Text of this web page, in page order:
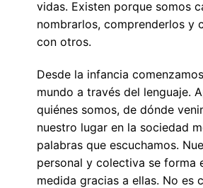
vidas. Existen porque somos
nombrarlos, comprenderlos y
con otros.
Desde la infancia
mundo a través del lenguaje.
quiénes somos, de dónde
nuestro lugar en la sociedad
palabras que escuchamos.
personal y colectiva se forma
medida gracias a ellas. No es